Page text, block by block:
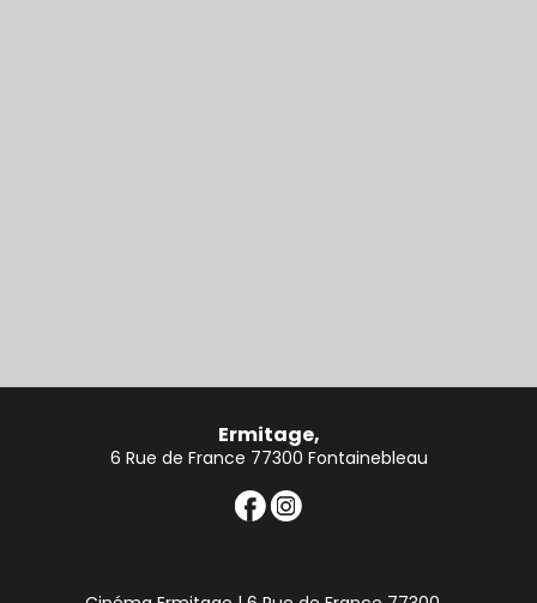
Ermitage,
6 Rue de France 77300 Fontainebleau